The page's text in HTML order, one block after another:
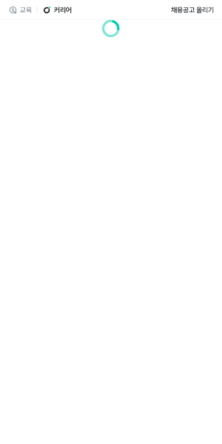
교육 커리어 채용공고 올리기